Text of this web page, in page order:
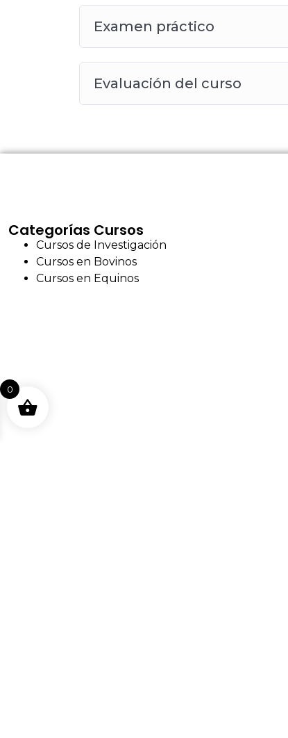
Examen práctico
Evaluación del curso
Categorías Cursos
Cursos de Investigación
Cursos en Bovinos
Cursos en Equinos
0